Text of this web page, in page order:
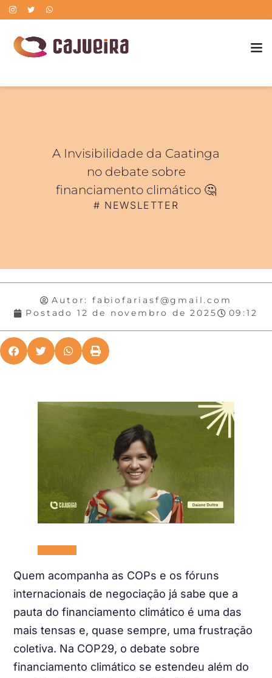
A Invisibilidade da Caatinga
no debate sobre
financiamento climático 🤔
# NEWSLETTER
Autor:
fabiofariasf@gmail.com
Postado
12 de novembro de 2025 09:12
Quem acompanha as COPs e os fóruns
internacionais de negociação já sabe que a
pauta do financiamento climático é uma das
mais tensas e, quase sempre, uma frustração
coletiva. Na COP29, o debate sobre
financiamento climático se estendeu além do